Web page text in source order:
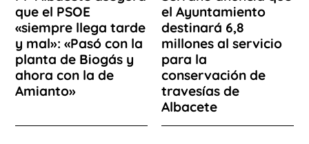
que el PSOE
«siempre llega tarde
y mal»: «Pasó con la
planta de Biogás y
ahora con la de
Amianto»
el Ayuntamiento
destinará 6,8
millones al servicio
para la
conservación de
travesías de
Albacete